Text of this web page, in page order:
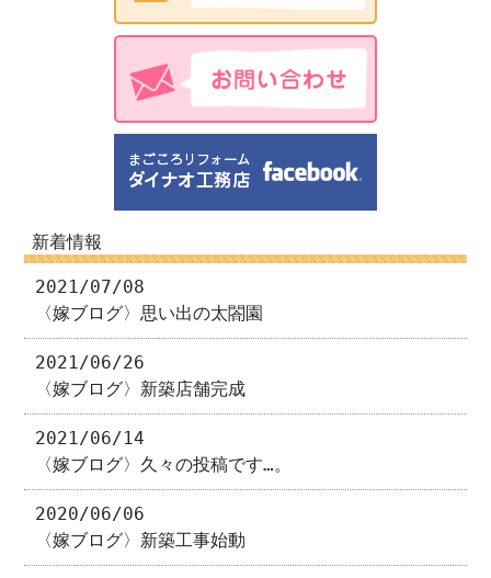
新着情報
2021/07/08
〈嫁ブログ〉思い出の太閤園
2021/06/26
〈嫁ブログ〉新築店舗完成
2021/06/14
〈嫁ブログ〉久々の投稿です…。
2020/06/06
〈嫁ブログ〉新築工事始動